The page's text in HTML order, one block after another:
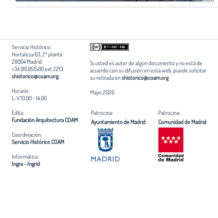
Servicio Histórico:
Hortaleza 63, 2ª planta
28004 Madrid
+34 915951500 ext 2213
shistorico@coam.org
Horario:
L-V 10.00 - 14.00
Si usted es autor de algún documento y no está de
acuerdo con su difusión en esta web, puede solicitar
su retirada enshistorico@coam.org
Mayo 2026
Edita:
Fundación Arquitectura COAM
Coordinación:
Servicio Histórico COAM
Informática:
Ingra - Ingrid
Patrocina:
Ayuntamiento de Madrid
Patrocina:
Comunidad de Madrid